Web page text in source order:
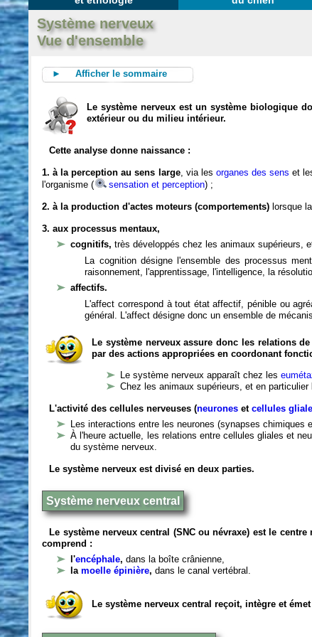
Système nerveux
Vue d'ensemble
► Afficher le sommaire
Le système nerveux est un système biologique
extérieur ou du milieu intérieur.
Cette analyse donne naissance :
1. à la perception au sens large, via les organes des sens et
l'organisme (
sensation et perception) ;
2. à la production d'actes moteurs (comportements) lorsque
3. aux processus mentaux,
cognitifs,très développés chez les animaux supérieurs,
La cognition désigne l'ensemble des processus
raisonnement, l'apprentissage, l'intelligence, la
affectifs.
L'affect correspond à tout état affectif, pénible ou
général. L'affect désigne donc un ensemble de
Le système nerveux assure donc les relations
par des actions appropriées en coordonant
Le système nerveux apparaît chez les
Chez les animaux supérieurs, et en
L'activité des cellules nerveuses (neurones etcellules
Les interactions entre les neurones (synapses
À l'heure actuelle, les relations entre cellules gliales et
du système nerveux.
Le système nerveux est divisé en deux parties.
Système nerveux central
Le système nerveux central (SNC ou névraxe) est le
comprend :
l'encéphale,dans la boîte crânienne,
lamoelle épinière,dans le canal vertébral.
Le système nerveux central reçoit, intègre et